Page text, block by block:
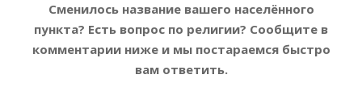
Сменилось название вашего населённого
пункта? Есть вопрос по религии? Сообщите в
комментарии ниже и мы постараемся быстро
вам ответить.